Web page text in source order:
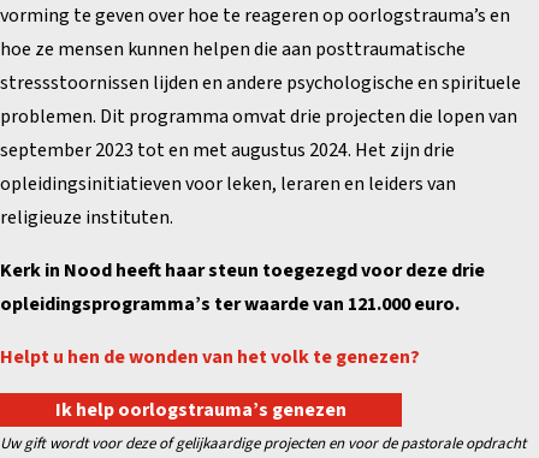
vorming te geven over hoe te reageren op oorlogstrauma’s en
hoe ze mensen kunnen helpen die aan posttraumatische
stressstoornissen lijden en andere psychologische en spirituele
problemen. Dit programma omvat drie projecten die lopen van
september 2023 tot en met augustus 2024. Het zijn drie
opleidingsinitiatieven voor leken, leraren en leiders van
religieuze instituten.
Kerk in Nood heeft haar steun toegezegd voor deze drie
opleidingsprogramma’s ter waarde van 121.000 euro.
Helpt u hen de wonden van het volk te genezen?
Ik help oorlogstrauma’s genezen
Uw gift wordt voor deze of gelijkaardige projecten en voor de pastorale opdracht